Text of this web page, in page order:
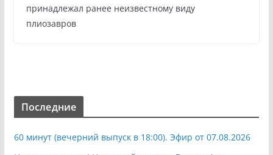
принадлежал ранее неизвестному виду
плиозавров
Последние
60 минут (вечерний выпуск в 18:00). Эфир от 07.08.2026